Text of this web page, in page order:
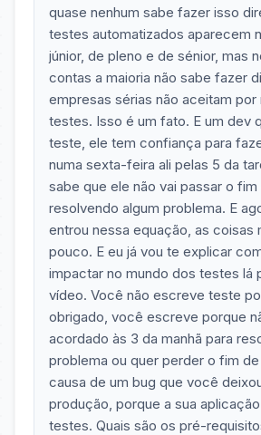
quase nenhum sabe fazer isso
testes automatizados aparecem
júnior, de pleno e de sénior, mas
contas a maioria não sabe fazer
empresas sérias não aceitam
testes. Isso é um fato. E um dev
teste, ele tem confiança para
numa sexta-feira ali pelas 5 da
sabe que ele não vai passar o fim
resolvendo algum problema. E
entrou nessa equação, as coisas
pouco. E eu já vou te explicar
impactar no mundo dos testes lá
vídeo. Você não escreve teste
obrigado, você escreve porque
acordado às 3 da manhã para
problema ou quer perder o fim
causa de um bug que você
produção, porque a sua
testes. Quais são os pré-